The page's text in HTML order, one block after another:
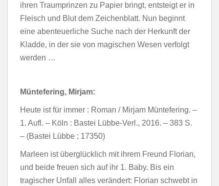
ihren Traumprinzen zu Papier bringt, entsteigt er in
Fleisch und Blut dem Zeichenblatt. Nun beginnt
eine abenteuerliche Suche nach der Herkunft der
Kladde, in der sie von magischen Wesen verfolgt
werden …
Müntefering, Mirjam:
Heute ist für immer : Roman / Mirjam Müntefering. –
1. Aufl. – Köln : Bastei Lübbe-Verl., 2016. – 383 S.
– (Bastei Lübbe ; 17350)
Marleen ist überglücklich mit ihrem Freund Florian,
und beide freuen sich auf ihr 1. Baby. Bis ein
tragischer Unfall alles verändert: Florian schwebt in